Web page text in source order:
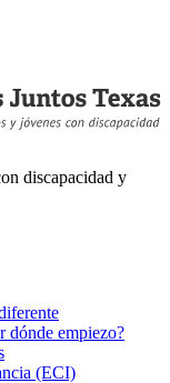
discapacidad y
dónde empiezo?
(ECI)